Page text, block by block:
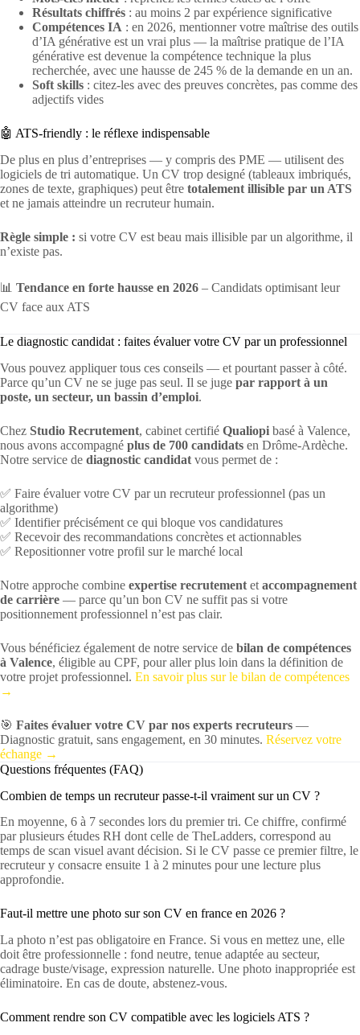
Résultats chiffrés : au moins 2 par expérience significative
Compétences IA : en 2026, mentionner votre maîtrise des outils
d’IA générative est un vrai plus — la maîtrise pratique de l’IA
générative est devenue la compétence technique la plus
recherchée, avec une hausse de 245 % de la demande en un an.
Soft skills : citez-les avec des preuves concrètes, pas comme des
adjectifs vides
🤖 ATS-friendly : le réflexe indispensable
De plus en plus d’entreprises — y compris des PME — utilisent des
logiciels de tri automatique. Un CV trop designé (tableaux imbriqués,
zones de texte, graphiques) peut être totalement illisible par un ATS
et ne jamais atteindre un recruteur humain.
Règle simple : si votre CV est beau mais illisible par un algorithme, il
n’existe pas.
📊 Tendance en forte hausse en 2026 – Candidats optimisant leur
CV face aux ATS
Le diagnostic candidat : faites évaluer votre CV par un professionnel
Vous pouvez appliquer tous ces conseils — et pourtant passer à côté.
Parce qu’un CV ne se juge pas seul. Il se juge par rapport à un
poste, un secteur, un bassin d’emploi.
Chez Studio Recrutement, cabinet certifié Qualiopi basé à Valence,
nous avons accompagné plus de 700 candidats en Drôme-Ardèche.
Notre service de diagnostic candidat vous permet de :
✅ Faire évaluer votre CV par un recruteur professionnel (pas un
algorithme)
✅ Identifier précisément ce qui bloque vos candidatures
✅ Recevoir des recommandations concrètes et actionnables
✅ Repositionner votre profil sur le marché local
Notre approche combine expertise recrutement et accompagnement
de carrière — parce qu’un bon CV ne suffit pas si votre
positionnement professionnel n’est pas clair.
Vous bénéficiez également de notre service de bilan de compétences
à Valence, éligible au CPF, pour aller plus loin dans la définition de
votre projet professionnel. En savoir plus sur le bilan de compétences
→
🎯 Faites évaluer votre CV par nos experts recruteurs —
Diagnostic gratuit, sans engagement, en 30 minutes. Réservez votre
échange →
Questions fréquentes (FAQ)
Combien de temps un recruteur passe-t-il vraiment sur un CV ?
En moyenne, 6 à 7 secondes lors du premier tri. Ce chiffre, confirmé
par plusieurs études RH dont celle de TheLadders, correspond au
temps de scan visuel avant décision. Si le CV passe ce premier filtre, le
recruteur y consacre ensuite 1 à 2 minutes pour une lecture plus
approfondie.
Faut-il mettre une photo sur son CV en france en 2026 ?
La photo n’est pas obligatoire en France. Si vous en mettez une, elle
doit être professionnelle : fond neutre, tenue adaptée au secteur,
cadrage buste/visage, expression naturelle. Une photo inappropriée est
éliminatoire. En cas de doute, abstenez-vous.
Comment rendre son CV compatible avec les logiciels ATS ?